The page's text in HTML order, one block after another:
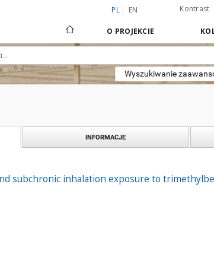
PL EN Kontrast
O PROJEKCIE
Wyszukiwanie
INFORMACJE
subchronic inhalation exposure to